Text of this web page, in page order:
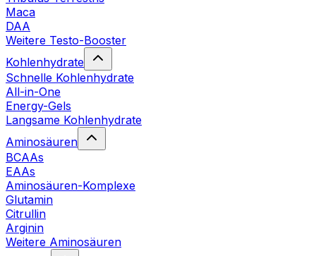
Maca
DAA
Weitere Testo-Booster
Kohlenhydrate
Schnelle Kohlenhydrate
All-in-One
Energy-Gels
Langsame Kohlenhydrate
Aminosäuren
BCAAs
EAAs
Aminosäuren-Komplexe
Glutamin
Citrullin
Arginin
Weitere Aminosäuren